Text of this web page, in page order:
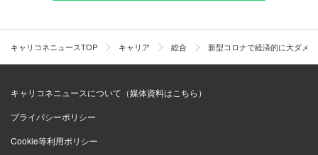
キャリコネニュースTOP キャリア 総合 新型コロナで経済的に大ダメ
キャリコネニュースについて（媒体資料はこちら）
プライバシーポリシー
Cookie等利用ポリシー